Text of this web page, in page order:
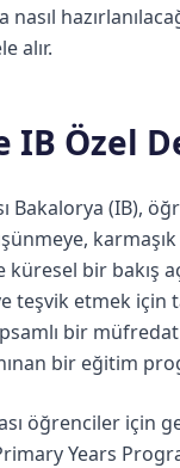
alır.
IB Özel
Bakalorya (IB),
küresel bir bakış
teşvik etmek için
bir
bir eğitim
öğrenciler için
Years